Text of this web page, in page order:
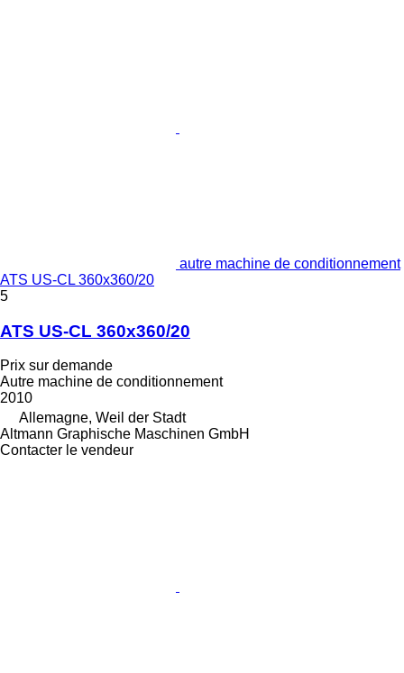
autre machine de conditionnement
ATS US-CL 360x360/20
5
ATS US-CL 360x360/20
Prix sur demande
Autre machine de conditionnement
2010
Allemagne, Weil der Stadt
Altmann Graphische Maschinen GmbH
Contacter le vendeur